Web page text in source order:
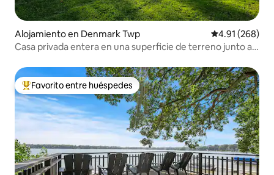
Alojamiento en Denmark Twp Calificación
4.91 (268)
Casa privada entera en una superficie de terreno junto a
Favorito entre huéspedes preferido
Favorito entre huéspedes